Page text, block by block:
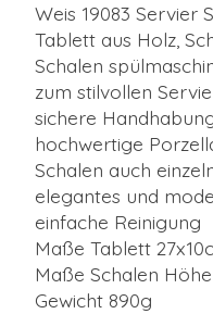
Weis 19083 Servier
Tablett aus Holz,
Schalen
zum stilvollen
sichere
hochwertige
Schalen auch
elegantes und
einfache Reinigung
Maße Tablett
Maße Schalen
Gewicht 890g